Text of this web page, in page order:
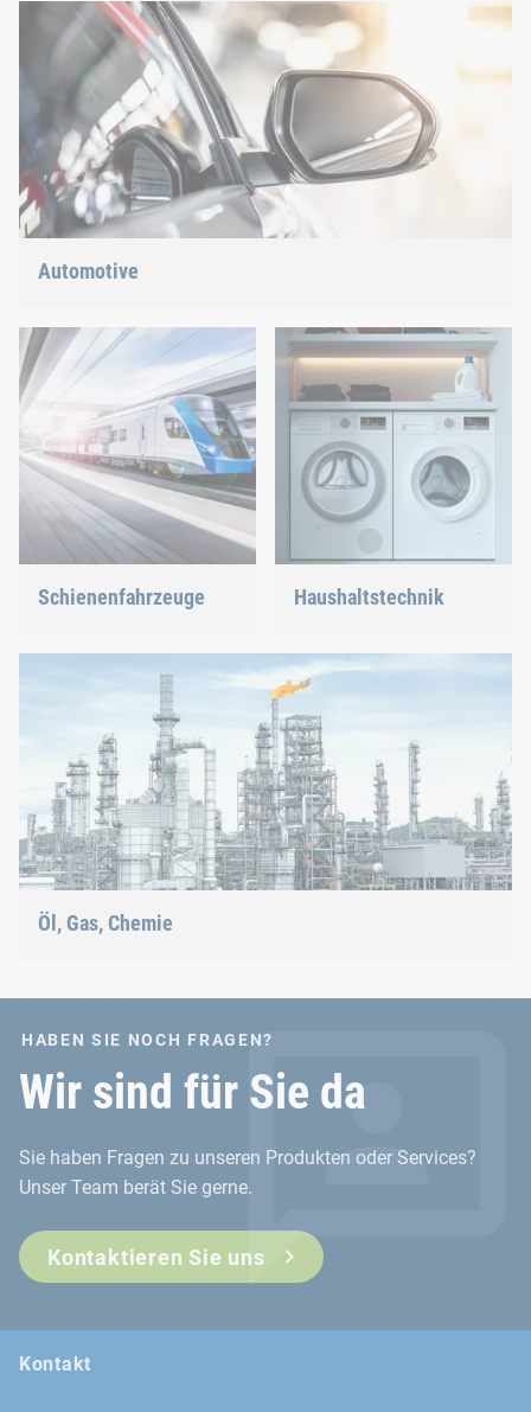
Automotive
richtige Antwort auf die aktuellen Trends.
Schienenfahrzeuge
Clinchen oder C-Teile-
Management – wir bieten
Ihnen die richtige Lösung.
Haushaltstechnik
oder im Backofen, wir
sorgen für eine
Öl, Gas, Chemie
HABEN SIE NOCH FRAGEN?
Wir sind für Sie da
Sie haben Fragen zu unseren Produkten oder Services?
Unser Team berät Sie gerne.
Kontaktieren Sie uns
Kontakt